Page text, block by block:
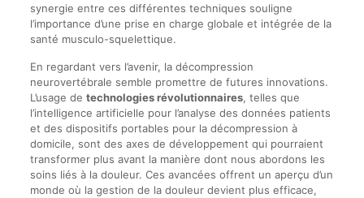
synergie entre ces différentes techniques souligne
l’importance d’une prise en charge globale et intégrée de la
santé musculo-squelettique.
En regardant vers l’avenir, la décompression
neurovertébrale semble promettre de futures innovations.
L’usage de technologies révolutionnaires, telles que
l’intelligence artificielle pour l’analyse des données patients
et des dispositifs portables pour la décompression à
domicile, sont des axes de développement qui pourraient
transformer plus avant la manière dont nous abordons les
soins liés à la douleur. Ces avancées offrent un aperçu d’un
monde où la gestion de la douleur devient plus efficace,